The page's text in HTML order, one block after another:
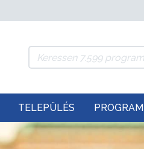
TELEPÜLÉS PROGRAM